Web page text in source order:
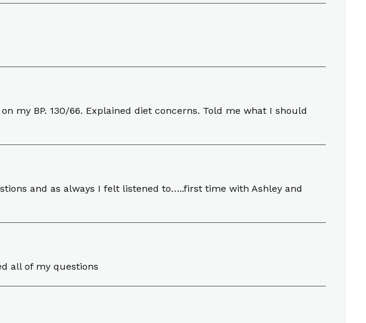
my BP. 130/66. Explained diet concerns. Told me what I should
and as always I felt listened to…..first time with Ashley and
all of my questions